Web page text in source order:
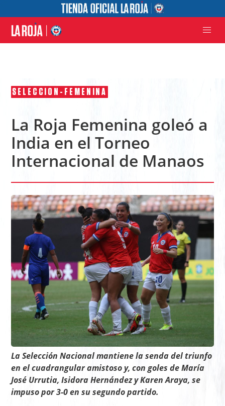
SELECCION-FEMENINA
La Roja Femenina goleó a
India en el Torneo
Internacional de Manaos
La Selección Nacional mantiene la senda del triunfo
en el cuadrangular amistoso y, con goles de María
José Urrutia, Isidora Hernández y Karen Araya, se
impuso por 3-0 en su segundo partido.